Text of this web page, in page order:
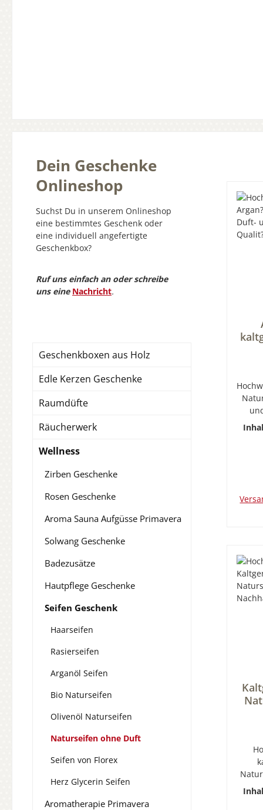
Dein Geschenke
Onlineshop
Suchst Du in unserem Onlineshop
eine bestimmtes Geschenk oder
eine individuell angefertigte
Geschenkbox?
Ruf uns einfach an oder schreibe
uns eine Nachricht.
Geschenkboxen aus Holz
Edle Kerzen Geschenke
Raumdüfte
Räucherwerk
Wellness
Zirben Geschenke
Rosen Geschenke
Aroma Sauna Aufgüsse Primavera
Solwang Geschenke
Badezusätze
Hautpflege Geschenke
Seifen Geschenk
Haarseifen
Rasierseifen
Arganöl Seifen
Bio Naturseifen
Olivenöl Naturseifen
Naturseifen ohne Duft
Seifen von Florex
Herz Glycerin Seifen
Aromatherapie Primavera
hat
10%
wir
ums